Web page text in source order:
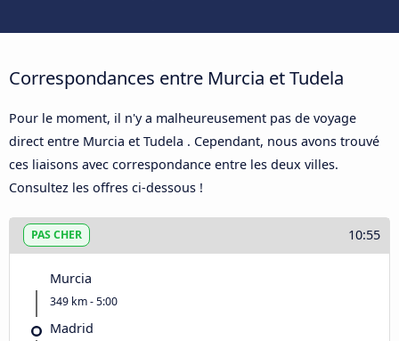
Correspondances entre Murcia et Tudela
Pour le moment, il n'y a malheureusement pas de voyage
direct entre Murcia et Tudela . Cependant, nous avons trouvé
ces liaisons avec correspondance entre les deux villes.
Consultez les offres ci-dessous !
PAS CHER 10:55
Murcia
349 km - 5:00
Madrid